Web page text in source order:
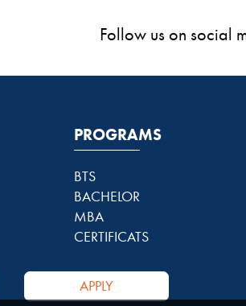
Follow us on social
PROGRAMS
BTS
BACHELOR
MBA
CERTIFICATS
APPLY